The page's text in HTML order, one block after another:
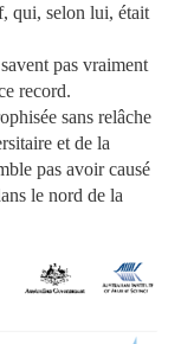
qui, selon lui, était
pas vraiment
record.
sans relâche
et de la
pas avoir causé
le nord de la